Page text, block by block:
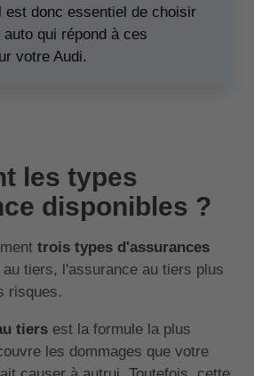
est donc essentiel de choisir
qui répond à ces
votre Audi.
les types
disponibles ?
trois types d'assurances
tiers, l'assurance au tiers plus
risques.
tiersest la formule la plus
les dommages que votre